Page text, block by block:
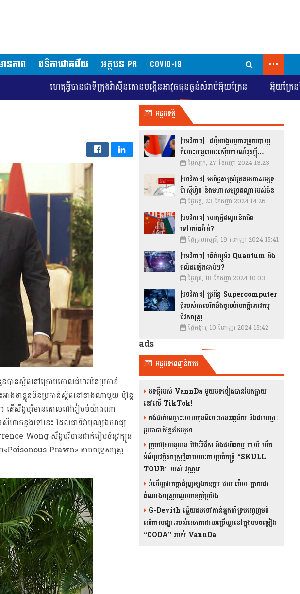
នតារា វេទិកាជោគជ័យ អត្ថបទ PR COVID-19 ...
ហេតុអ្វីបានជាទីក្រុងវ៉ាស៊ីនតោនបង្កើនអាវុធធុនធ្ងន់សំរាប់អ៊ុយក្រែន អ៊ុយក្រែនស្វែងរកកា
បានស្ថិតនៅក្រោមគោលជំហរមិនប្រកាន់
ាងថាខ្លួនមិនប្រកាន់ស្ថិតនៅខាងណាមួយ ប៉ុន្តែ
។ តើសឹង្ហបុរីមានគោលដៅរៀបចំយ៉ាងណា
ហាកន្លងទៅនេះ ដែលជាទិវាបុណ្យឯករាជ្យ
Wong សឹង្ហបុរីបានដាក់រៀបចំនូវក្បួន
ា«Poisonous Prawn» តាមយុទ្ធសាស្រ្ត
អត្ថបទថ្មី
[បទវិភាគ] ជប៉ុនបង្ហាញការព្រួយបារម្ភ
ចំពោះយន្តហោះស៊ើបការណ៍រុស្ស៊ី…
ថ្ងៃសុក្រ, 27 ខែកញ្ញា 2024 13:23
[បទវិភាគ] មហិច្ឆតាគ្រប់គ្រងមហាសមុទ្រ
ប៉ាស៊ីហ្វិក និងមហាសមុទ្រឥណ្ឌារបស់ចិន
ថ្ងៃចន្ទ, 23 ខែកញ្ញា 2024 14:26
[បទវិភាគ] ហេតុអ្វីឥណ្ឌាខិតជិត
ទៅរកតៃវ៉ាន់?
ថ្ងៃព្រហស្បតិ៍, 19 ខែកញ្ញា 2024 15:41
[បទវិភាគ] តើកំព្យូទ័រ Quantum នឹង
ផលិតឡើងឆាប់ៗ?
ថ្ងៃពុធ, 18 ខែកញ្ញា 2024 10:03
[បទវិភាគ] ប្រព័ន្ធ Supercomputer
ថ្មីរបស់អាមេរិកនឹងចូលបំបែកក្តីភេរវកម្ម
ជីវសាស្រ្ត
ថ្ងៃអង្គារ, 10 ខែកញ្ញា 2024 15:42
ads
អត្ថបទពេញនិយម
បទថ្មីរបស់ VannDa មួយបទទៀតបានបែកធ្លាយ
នៅលើ TikTok!
ចង់ដាក់ឈ្មោះអោយកូនពិរោះមានអត្ថន័យ និងជាឈ្មោះ
ប្រជាជាតិខ្មែរដែរឬទេ
ក្រុមហ៊ុនហនុមាន ប៊ែវើរីជីស និង​ផលិតកម្ម បារមី​ បើក
ទំព័រប្រវត្តិសាស្ត្រថ្មីតាមរយៈការប្រគំតន្រ្តី “SKULL
TOUR” របស់ វណ្ណដា
អំពើល្អជាកត្តាជំរុញឲ្យឯកឧត្តម ជាម ប៉េអា ក្លាយជា
តំណាងរាស្ត្រមណ្ឌលខេត្តព្រៃវែង
G-Devith ឆ្លើយតបទៅកាន់អ្នកគាំទ្របញ្ចេញមតិ
លើការបង្ហោះរបស់លោកដោយប្រើឃ្លានៅក្នុងបទចម្រៀង
“CODA” រ​​​បស់ VannDa